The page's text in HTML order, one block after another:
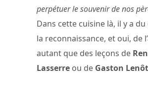
perpétuer le souvenir de nos
Dans cette cuisine là, il y a
la reconnaissance, et oui, de
autant que des leçons de
Lasserre ou de Gaston